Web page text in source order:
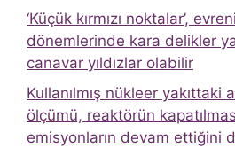
‘Küçük kırmızı noktalar’,
dönemlerinde kara delikler
canavar yıldızlar olabilir
Kullanılmış nükleer yakıttaki
ölçümü, reaktörün
emisyonların devam ettiğini